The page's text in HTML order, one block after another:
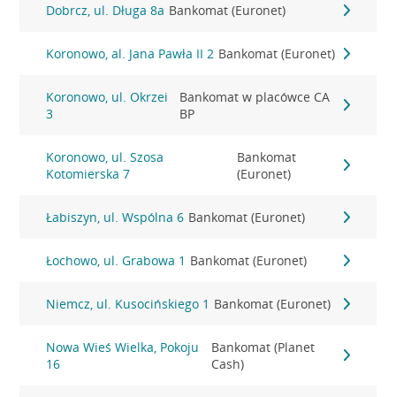
Dobrcz, ul. Długa 8a Bankomat (Euronet)
Koronowo, al. Jana Pawła II 2 Bankomat (Euronet)
Koronowo, ul. Okrzei
3
Bankomat w placówce CA
BP
Koronowo, ul. Szosa
Kotomierska 7
Bankomat
(Euronet)
Łabiszyn, ul. Wspólna 6 Bankomat (Euronet)
Łochowo, ul. Grabowa 1 Bankomat (Euronet)
Niemcz, ul. Kusocińskiego 1 Bankomat (Euronet)
Nowa Wieś Wielka, Pokoju
16
Bankomat (Planet
Cash)